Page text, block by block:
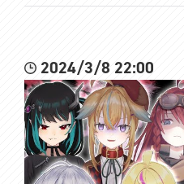
2024/3/8 22:00